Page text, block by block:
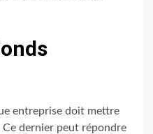
entreprise doit mettre
Ce dernier peut répondre